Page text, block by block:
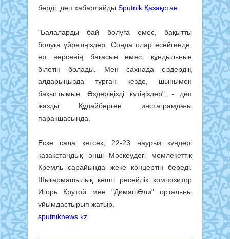
берді, деп хабарлайды Sputnik Қазақстан.
"Балаларды бай болуға емес, бақытты
болуға үйретіңіздер. Сонда олар есейгенде,
әр нәрсенің бағасын емес, құндылығын
білетін болады. Мен сахнада сіздердің
алдарыңызда тұрған кезде, шынымен
бақыттымын. Өздеріңізді күтіңіздер", - деп
жазды Құдайберген инстаграмдағы
парақшасында.
Еске сала кетсек, 22-23 наурыз күндері
қазақстандық әнші Мәскеудегі мемлекеттік
Кремль сарайында жеке концертін береді.
Шығармашылық кешті ресейлік композитор
Игорь Крутой мен "ДимашӘли" орталығы
ұйымдастырып жатыр.
sputniknews.kz